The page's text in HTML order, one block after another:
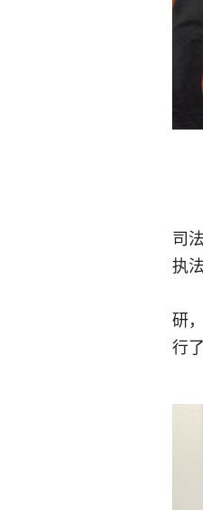
司
执
研
行